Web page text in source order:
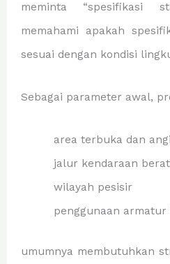
meminta “spesifikasi
memahami apakah
sesuai dengan kondisi
Sebagai parameter awal,
area terbuka dan
jalur kendaraan berat
wilayah pesisir
penggunaan armatur
umumnya membutuhkan